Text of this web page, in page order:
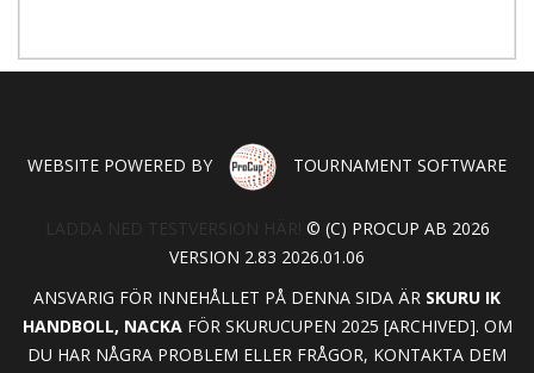
WEBSITE POWERED BY TOURNAMENT SOFTWARE
© (C) PROCUP AB 2026
VERSION 2.83 2026.01.06
ANSVARIG FÖR INNEHÅLLET PÅ DENNA SIDA ÄR SKURU IK
HANDBOLL, NACKAFÖR SKURUCUPEN 2025 [ARCHIVED]. OM
DU HAR NÅGRA PROBLEM ELLER FRÅGOR, KONTAKTA DEM